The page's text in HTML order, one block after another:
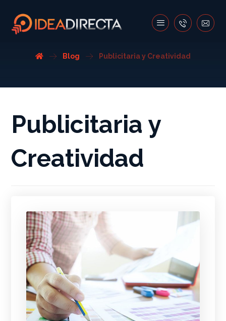
Blog Publicitaria y Creatividad
Publicitaria y
Creatividad